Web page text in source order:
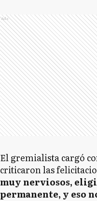
Ads
El gremialista cargó
criticaron las
muy nerviosos,
permanente, y eso